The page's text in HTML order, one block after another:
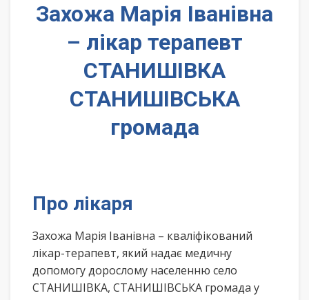
Захожа Марія Іванівна
– лікар терапевт
СТАНИШІВКА
СТАНИШІВСЬКА
громада
Про лікаря
Захожа Марія Іванівна – кваліфікований
лікар-терапевт, який надає медичну
допомогу дорослому населенню село
СТАНИШІВКА, СТАНИШІВСЬКА громада у